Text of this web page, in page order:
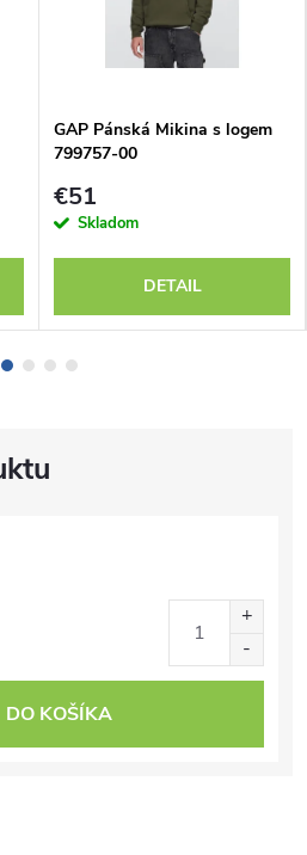
DO KOŠÍKA
GAP Pánská Mikina s logem
799757-00
€51
Skladom
DETAIL